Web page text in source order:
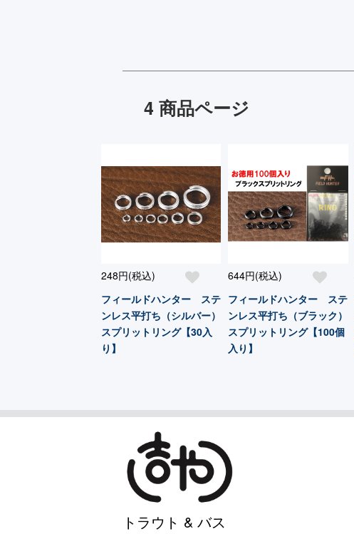
4 商品ページ
248円(税込)
フィールドハンター ステ
ンレス平打ち（シルバー）
スプリットリング【30入
り】
644円(税込)
フィールドハンター ステ
ンレス平打ち（ブラック）
スプリットリング【100個
入り】
トラウト & バス